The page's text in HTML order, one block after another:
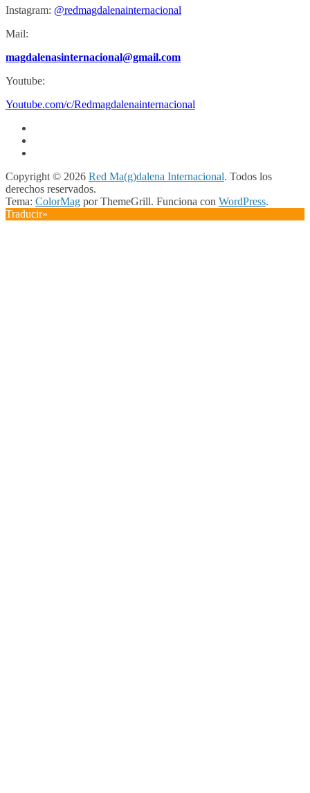
Instagram: @redmagdalenainternacional
Mail:
magdalenasinternacional@gmail.com
Youtube:
Youtube.com/c/Redmagdalenainternacional
Copyright © 2026 Red Ma(g)dalena Internacional. Todos los
derechos reservados.
Tema: ColorMag por ThemeGrill. Funciona con WordPress.
Traducir»